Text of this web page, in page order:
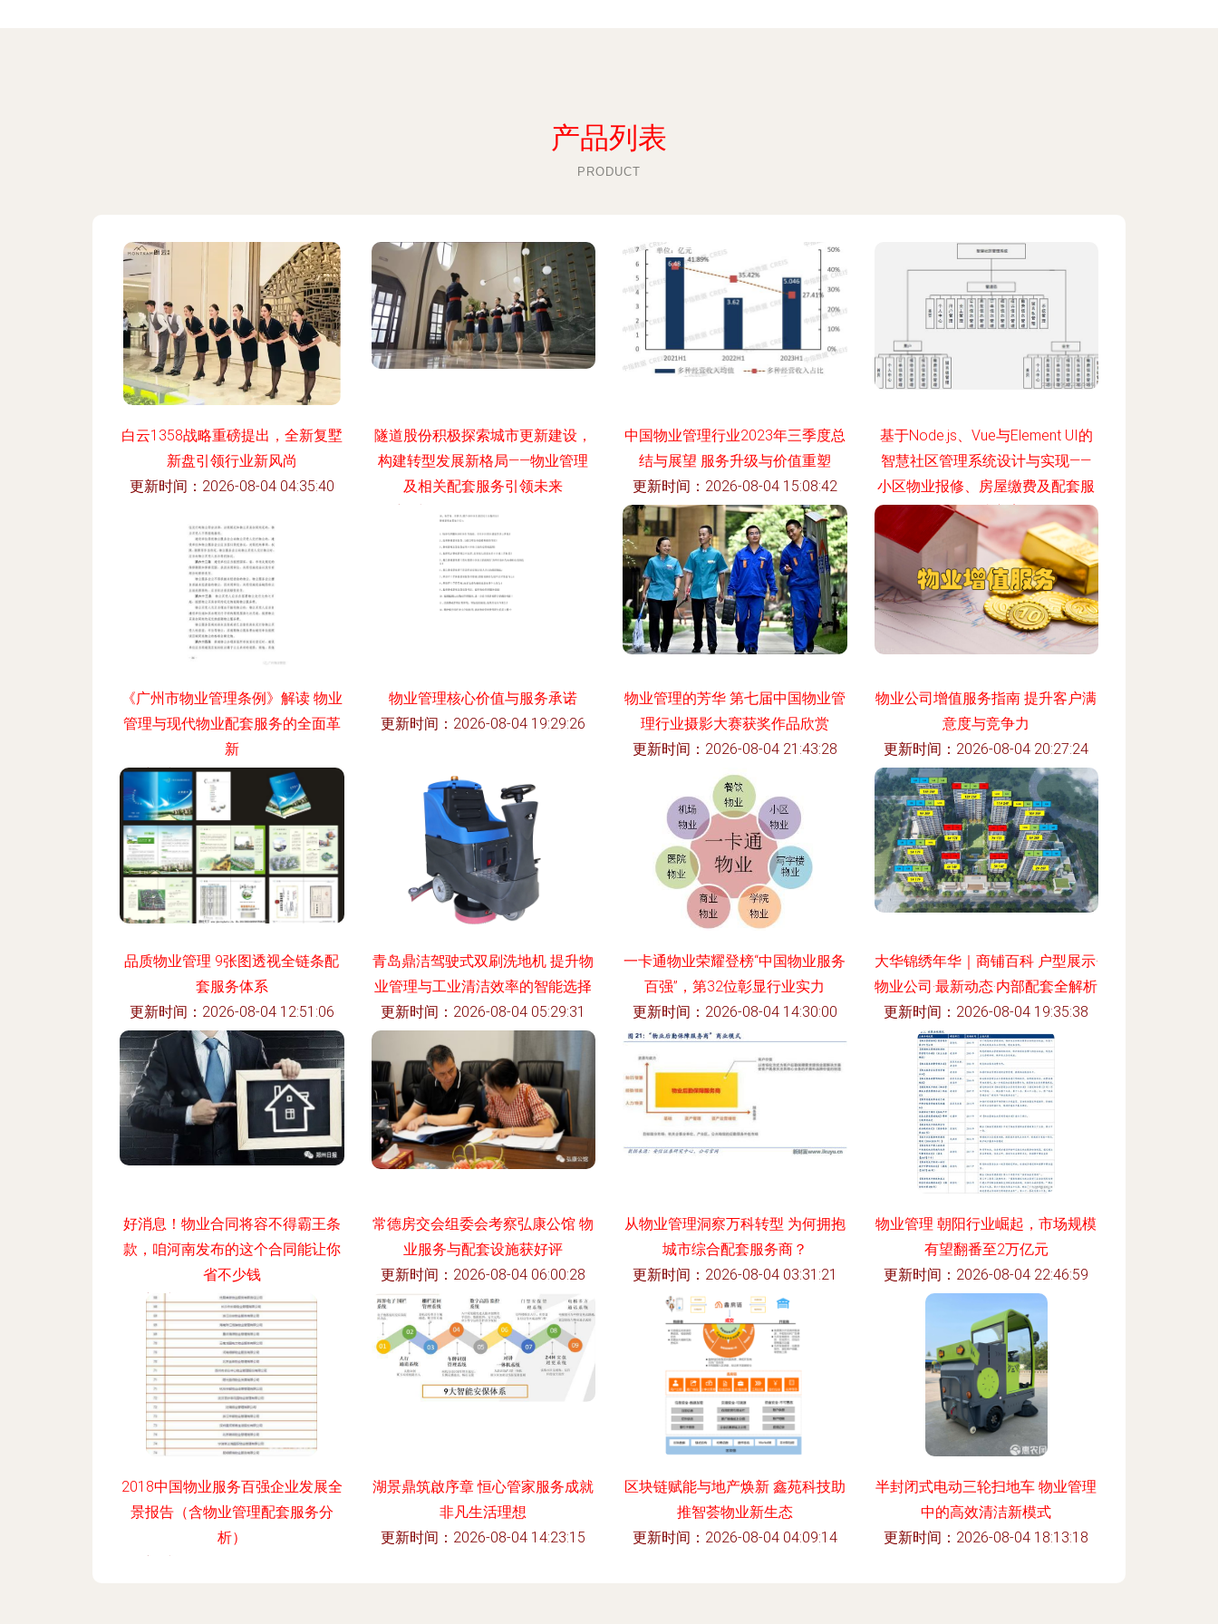
产品列表
PRODUCT
白云1358战略重磅提出，全新复墅
新盘引领行业新风尚
更新时间：2026-08-04 04:35:40
隧道股份积极探索城市更新建设，
构建转型发展新格局——物业管理
及相关配套服务引领未来
更新时间：2026-08-04 07:54:49
中国物业管理行业2023年三季度总
结与展望 服务升级与价值重塑
更新时间：2026-08-04 15:08:42
基于Node.js、Vue与Element UI的
智慧社区管理系统设计与实现——
小区物业报修、房屋缴费及配套服
务集成方案
更新时间：2026-08-04 00:43:11
《广州市物业管理条例》解读 物业
管理与现代物业配套服务的全面革
新
更新时间：2026-08-04 01:52:29
物业管理核心价值与服务承诺
更新时间：2026-08-04 19:29:26
物业管理的芳华 第七届中国物业管
理行业摄影大赛获奖作品欣赏
更新时间：2026-08-04 21:43:28
物业公司增值服务指南 提升客户满
意度与竞争力
更新时间：2026-08-04 20:27:24
品质物业管理 9张图透视全链条配
套服务体系
更新时间：2026-08-04 12:51:06
青岛鼎洁驾驶式双刷洗地机 提升物
业管理与工业清洁效率的智能选择
更新时间：2026-08-04 05:29:31
一卡通物业荣耀登榜“中国物业服务
百强”，第32位彰显行业实力
更新时间：2026-08-04 14:30:00
大华锦绣年华｜商铺百科 户型展示·
物业公司·最新动态·内部配套全解析
更新时间：2026-08-04 19:35:38
好消息！物业合同将容不得霸王条
款，咱河南发布的这个合同能让你
省不少钱
更新时间：2026-08-04 05:04:33
常德房交会组委会考察弘康公馆 物
业服务与配套设施获好评
更新时间：2026-08-04 06:00:28
从物业管理洞察万科转型 为何拥抱
城市综合配套服务商？
更新时间：2026-08-04 03:31:21
物业管理 朝阳行业崛起，市场规模
有望翻番至2万亿元
更新时间：2026-08-04 22:46:59
2018中国物业服务百强企业发展全
景报告（含物业管理配套服务分
析）
湖景鼎筑啟序章 恒心管家服务成就
非凡生活理想
更新时间：2026-08-04 14:23:15
区块链赋能与地产焕新 鑫苑科技助
推智荟物业新生态
更新时间：2026-08-04 04:09:14
半封闭式电动三轮扫地车 物业管理
中的高效清洁新模式
更新时间：2026-08-04 18:13:18